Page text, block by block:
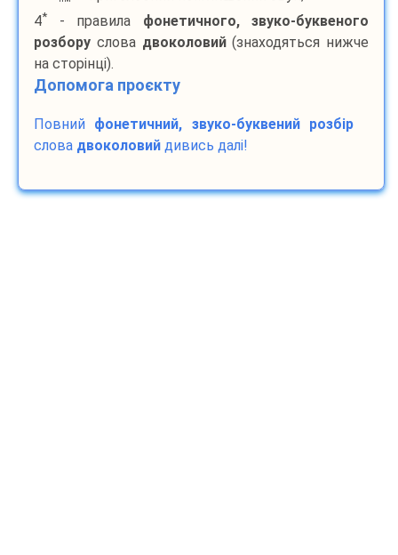
4* - правила фонетичного, звуко-буквеного
розбору слова двоколовий(знаходяться нижче
на сторінці).
Допомога проєкту
Повний фонетичний, звуко-буквений розбір
слова двоколовий дивись далі!